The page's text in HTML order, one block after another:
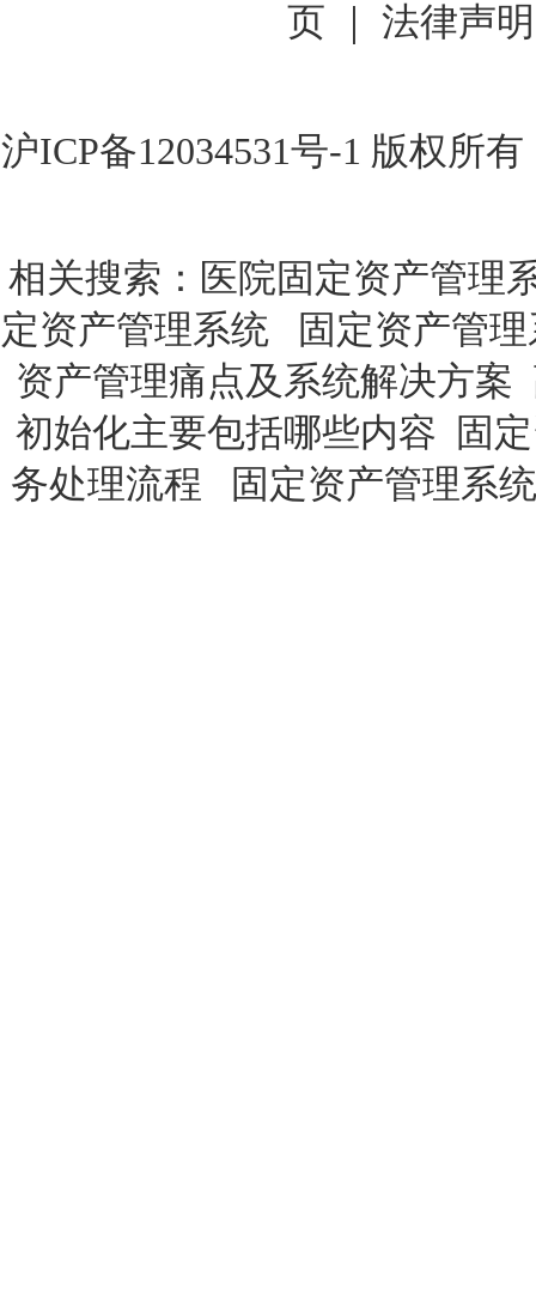
页 ｜
法律声明
沪ICP备12034531号-1 版权所
相关搜索： 医院固定资产管理
定资产管理系统
固定资产管
资产管理痛点及系统解决方案
初始化主要包括哪些内容
固
务处理流程
固定资产管理系